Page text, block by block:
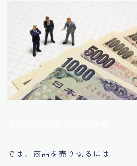
では、商品を売り切るには